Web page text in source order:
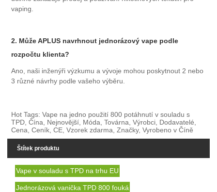
vaping.
2. Může APLUS navrhnout jednorázový vape podle
rozpočtu klienta?
Ano, naši inženýři výzkumu a vývoje mohou poskytnout 2 nebo
3 různé návrhy podle vašeho výběru.
Hot Tags: Vape na jedno použití 800 potáhnutí v souladu s
TPD, Čína, Nejnovější, Móda, Továrna, Výrobci, Dodavatelé,
Cena, Ceník, CE, Vzorek zdarma, Značky, Vyrobeno v Číně
Štítek produktu
Vape v souladu s TPD na trhu EU
Jednorázová vanička TPD 800 fouká